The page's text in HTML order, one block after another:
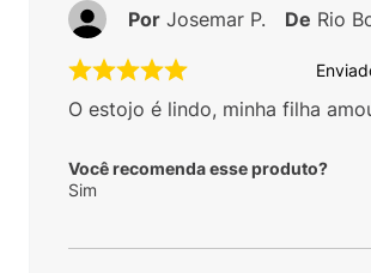
O estojo é lindo, minha filha
Você recomenda esse produto?
Sim
Por Josemar P. De Rio